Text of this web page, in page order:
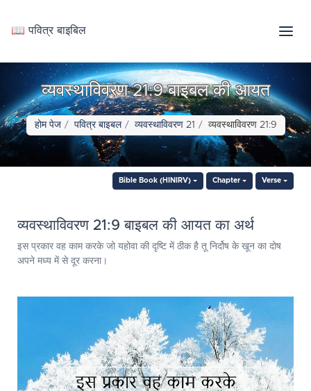
📖 पवित्र बाइबिल
व्यवस्थाविवरण 21:9 बाइबल की आयत
होम पेज पवित्र बाइबल व्यवस्थाविवरण 21 व्यवस्थाविवरण 21:9
Bible Book (HINIRV) Chapter Verse
व्यवस्थाविवरण 21:9 बाइबल की आयत का अर्थ
इस प्रकार वह काम करके जो यहोवा की दृष्टि में ठीक है तू निर्दोष के खून का दोष
अपने मध्य में से दूर करना।